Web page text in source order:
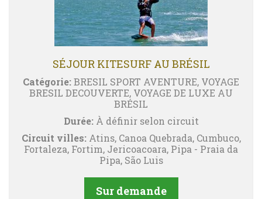
SÉJOUR KITESURF AU BRÉSIL
Catégorie:BRESIL SPORT AVENTURE, VOYAGE
BRESIL DECOUVERTE, VOYAGE DE LUXE AU
BRÉSIL
Durée:À définir selon circuit
Circuit villes:Atins, Canoa Quebrada, Cumbuco,
Fortaleza, Fortim, Jericoacoara, Pipa - Praia da
Pipa, São Luis
Sur demande